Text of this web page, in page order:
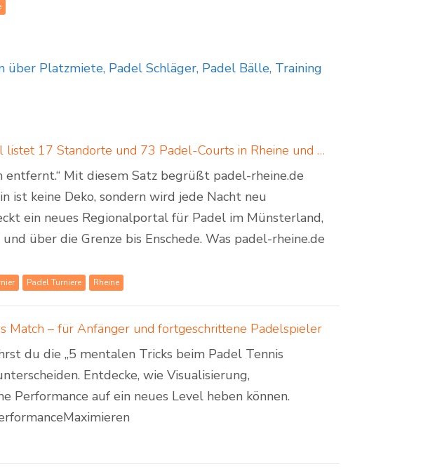
über Platzmiete, Padel Schläger, Padel Bälle, Training
Padel in Rheine: neues Padelportal listet 17 Standorte und 73 Padel-Courts in Rheine und Umgebung
entfernt.“ Mit diesem Satz begrüßt padel-rheine.de
ist keine Deko, sondern wird jede Nacht neu
ein neues Regionalportal für Padel im Münsterland,
über die Grenze bis Enschede. Was padel-rheine.de
Padel Turniere Rheine
Match – für Anfänger und fortgeschrittene Padelspieler
du die „5 mentalen Tricks beim Padel Tennis
Entdecke, wie Visualisierung,
Performance auf ein neues Level heben können.